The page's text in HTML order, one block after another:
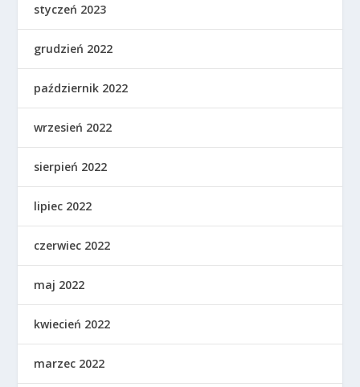
styczeń 2023
grudzień 2022
październik 2022
wrzesień 2022
sierpień 2022
lipiec 2022
czerwiec 2022
maj 2022
kwiecień 2022
marzec 2022